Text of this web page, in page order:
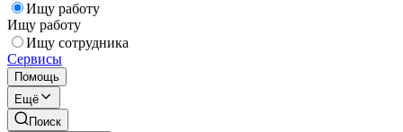
Ищу работу
Ищу работу
Ищу сотрудника
Сервисы
Помощь
Ещё
Поиск